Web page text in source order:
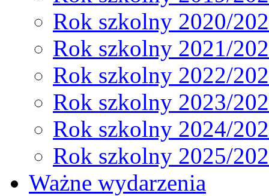
Rok szkolny 2020/
Rok szkolny 2021/
Rok szkolny 2022/
Rok szkolny 2023/
Rok szkolny 2024/
Rok szkolny 2025/
Ważne wydarzenia